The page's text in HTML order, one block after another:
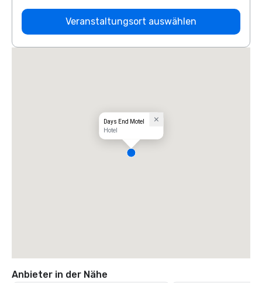
Veranstaltungsort auswählen
Days End Motel
Hotel
Anbieter in der Nähe